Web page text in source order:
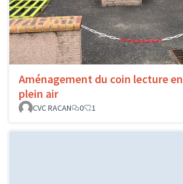
Aménagement du coin lecture en
plein air
CVC RACAN
0 1